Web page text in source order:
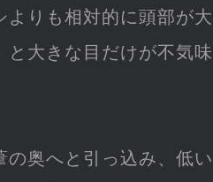
よりも相対的に頭部が大
と大きな目だけが不気味
の奥へと引っ込み、低い